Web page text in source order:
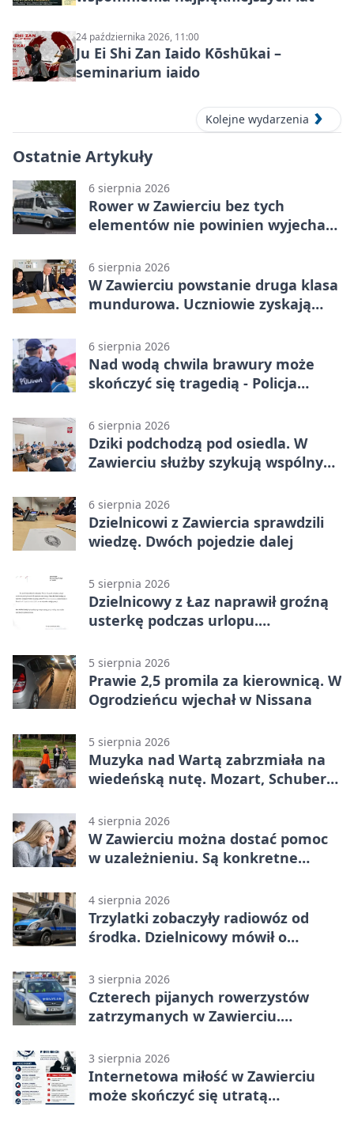
24 października 2026, 11:00
Ju Ei Shi Zan Iaido Kōshūkai –
seminarium iaido
Kolejne wydarzenia
Ostatnie Artykuły
6 sierpnia 2026
Rower w Zawierciu bez tych
elementów nie powinien wyjechać
6 sierpnia 2026
W Zawierciu powstanie druga klasa
mundurowa. Uczniowie zyskają
6 sierpnia 2026
Nad wodą chwila brawury może
skończyć się tragedią - Policja
6 sierpnia 2026
Dziki podchodzą pod osiedla. W
Zawierciu służby szykują wspólny
6 sierpnia 2026
Dzielnicowi z Zawiercia sprawdzili
wiedzę. Dwóch pojedzie dalej
5 sierpnia 2026
Dzielnicowy z Łaz naprawił groźną
usterkę podczas urlopu.
5 sierpnia 2026
Prawie 2,5 promila za kierownicą. W
Ogrodzieńcu wjechał w Nissana
5 sierpnia 2026
Muzyka nad Wartą zabrzmiała na
wiedeńską nutę. Mozart, Schubert i
4 sierpnia 2026
W Zawierciu można dostać pomoc
w uzależnieniu. Są konkretne
4 sierpnia 2026
Trzylatki zobaczyły radiowóz od
środka. Dzielnicowy mówił o
3 sierpnia 2026
Czterech pijanych rowerzystów
zatrzymanych w Zawierciu.
3 sierpnia 2026
Internetowa miłość w Zawierciu
może skończyć się utratą